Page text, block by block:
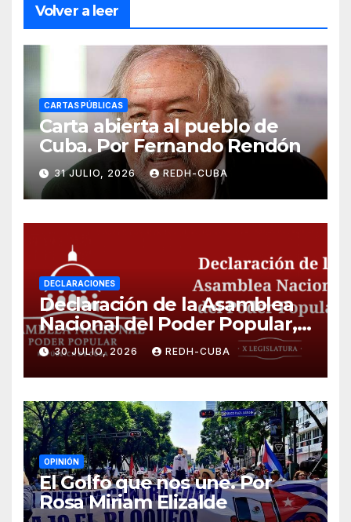
Volver a leer
CARTAS PÚBLICAS
Carta abierta al pueblo de
Cuba. Por Fernando Rendón
31 JULIO, 2026 REDH-CUBA
DECLARACIONES
Declaración de la Asamblea
Nacional del Poder Popular,
¡Cesen el cerco energético y
el castigo colectivo al pueblo
cubano!
30 JULIO, 2026 REDH-CUBA
OPINIÓN
El Golfo que nos une. Por
Rosa Miriam Elizalde